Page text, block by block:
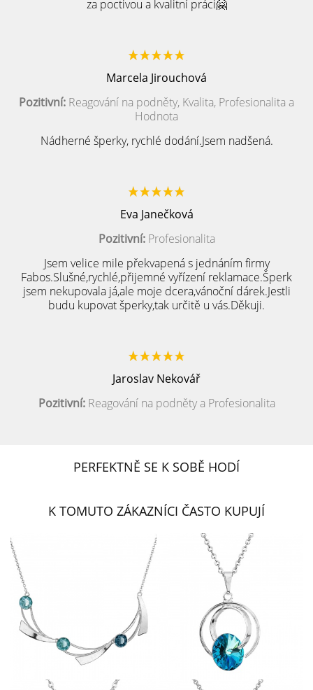
za poctivou a kvalitní práci🤗
Marcela Jirouchová
Pozitivní: Reagování na podněty, Kvalita, Profesionalita a
Hodnota
Nádherné šperky, rychlé dodání.Jsem nadšená.
Eva Janečková
Pozitivní:Profesionalita
Jsem velice mile překvapená s jednáním firmy
Fabos.Slušné,rychlé,přijemné vyřízení reklamace.Šperk
jsem nekupovala já,ale moje dcera,vánoční dárek.Jestli
budu kupovat šperky,tak určitě u vás.Děkuji.
Jaroslav Nekovář
Pozitivní:Reagování na podněty a Profesionalita
PERFEKTNĚ SE K SOBĚ HODÍ
K TOMUTO ZÁKAZNÍCI ČASTO KUPUJÍ